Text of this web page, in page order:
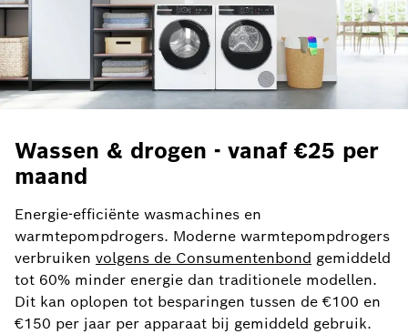
Wassen & drogen - vanaf €25 per
maand
Energie-efficiënte wasmachines en
warmtepompdrogers. Moderne warmtepompdrogers
verbruiken volgens de Consumentenbond gemiddeld
tot 60% minder energie dan traditionele modellen.
Dit kan oplopen tot besparingen tussen de €100 en
€150 per jaar per apparaat bij gemiddeld gebruik.